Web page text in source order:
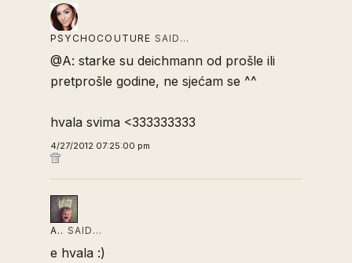
PSYCHOCOUTURE SAID…
@A: starke su deichmann od prošle ili
pretprošle godine, ne sjećam se ^^
hvala svima <333333333
4/27/2012 07:25:00 pm
A.. SAID…
e hvala :)